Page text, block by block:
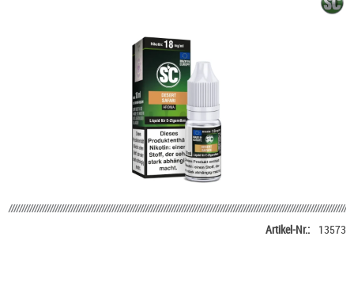
Artikel-Nr.: 13573